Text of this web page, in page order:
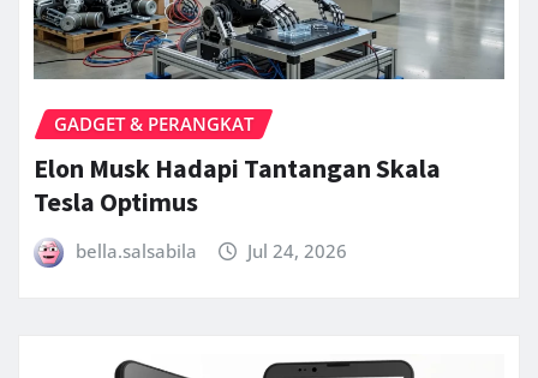
GADGET & PERANGKAT
Elon Musk Hadapi Tantangan Skala
Tesla Optimus
bella.salsabila Jul 24, 2026